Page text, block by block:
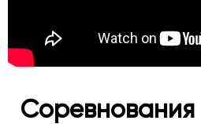
Соревнования